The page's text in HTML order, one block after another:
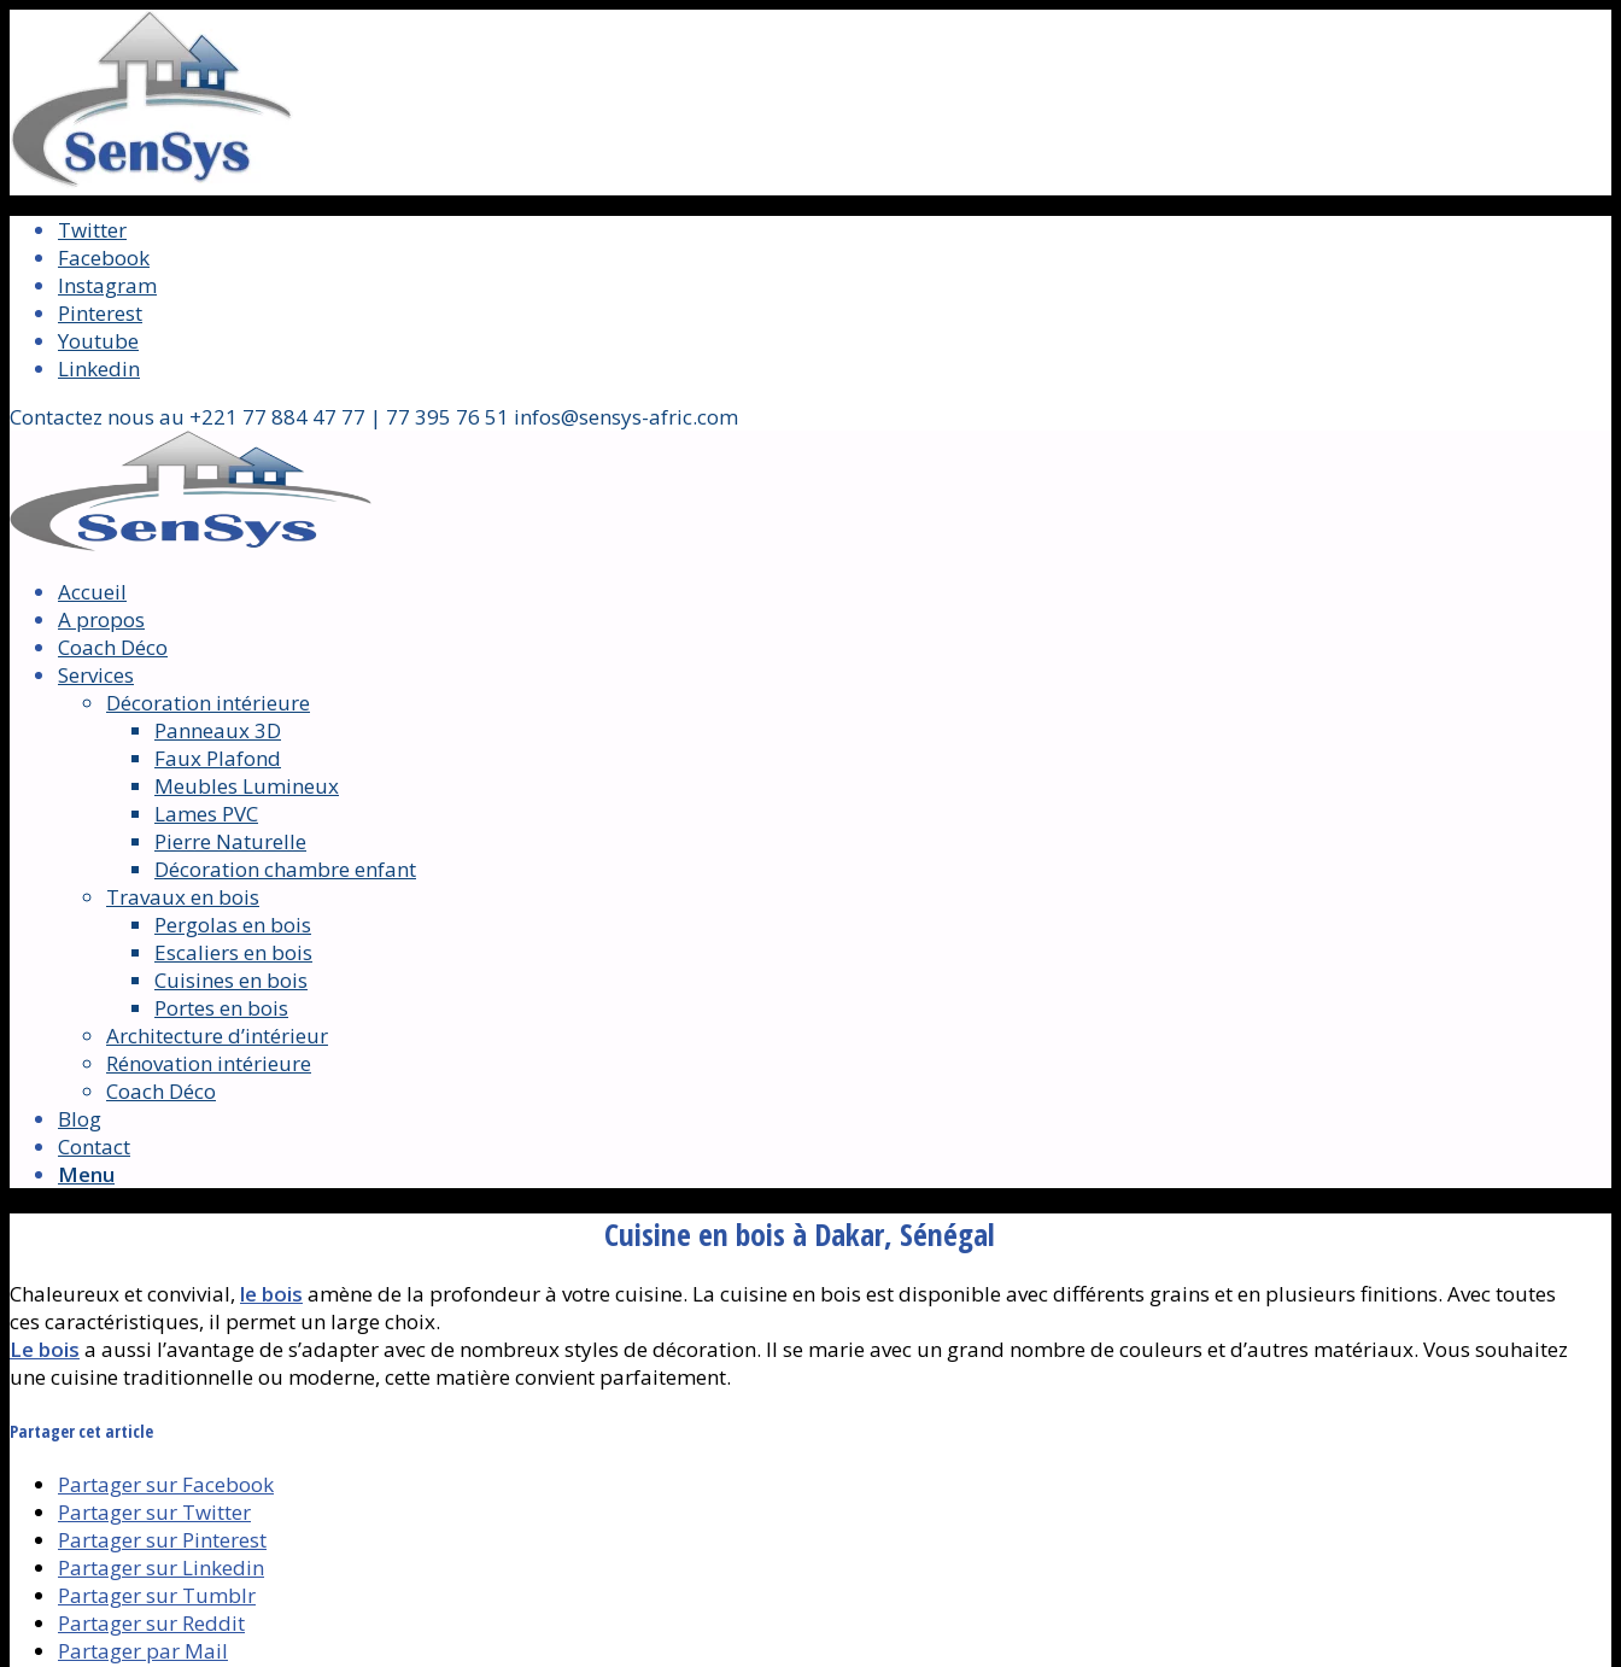
Twitter
Facebook
Instagram
Pinterest
Youtube
Linkedin
Contactez nous au +221 77 884 47 77 | 77 395 76 51 infos@sensys-afric.com
Accueil
A propos
Coach Déco
Services
Décoration intérieure
Panneaux 3D
Faux Plafond
Meubles Lumineux
Lames PVC
Pierre Naturelle
Décoration chambre enfant
Travaux en bois
Pergolas en bois
Escaliers en bois
Cuisines en bois
Portes en bois
Architecture d’intérieur
Rénovation intérieure
Coach Déco
Blog
Contact
Menu
Cuisine en bois à Dakar, Sénégal
Chaleureux et convivial, le bois amène de la profondeur à votre cuisine. La cuisine en bois est disponible avec différents grains et en plusieurs finitions. Avec toutes
ces caractéristiques, il permet un large choix.
Le bois a aussi l’avantage de s’adapter avec de nombreux styles de décoration. Il se marie avec un grand nombre de couleurs et d’autres matériaux. Vous souhaitez
une cuisine traditionnelle ou moderne, cette matière convient parfaitement.
Partager cet article
Partager sur Facebook
Partager sur Twitter
Partager sur Pinterest
Partager sur Linkedin
Partager sur Tumblr
Partager sur Reddit
Partager par Mail